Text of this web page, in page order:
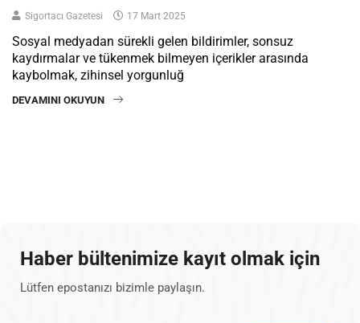
Sigortacı Gazetesi 17 Mart 2025
Sosyal medyadan sürekli gelen bildirimler, sonsuz
kaydırmalar ve tükenmek bilmeyen içerikler arasında
kaybolmak, zihinsel yorgunluğ
DEVAMINI OKUYUN
Haber bültenimize kayıt olmak için
Lütfen epostanızı bizimle paylaşın.